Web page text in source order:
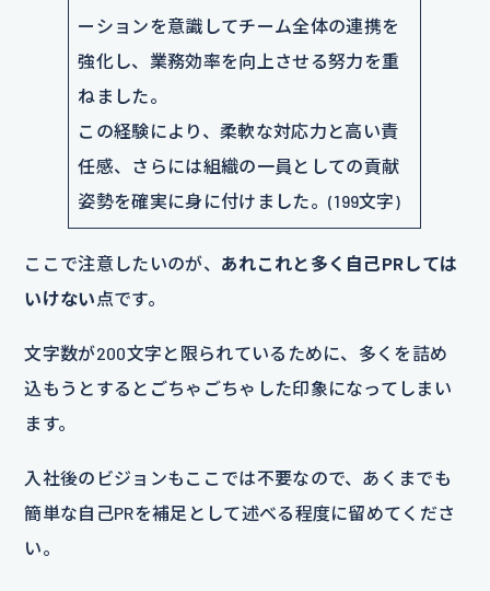
ーションを意識してチーム全体の連携を
強化し、業務効率を向上させる努力を重
ねました。
この経験により、柔軟な対応力と高い責
任感、さらには組織の一員としての貢献
姿勢を確実に身に付けました。(199文字)
ここで注意したいのが、 あれこれと多く自己PRしては
いけない 点です。
文字数が200文字と限られているために、多くを詰め
込もうとするとごちゃごちゃした印象になってしまい
ます。
入社後のビジョンもここでは不要なので、あくまでも
簡単な自己PRを補足として述べる程度に留めてくださ
い。